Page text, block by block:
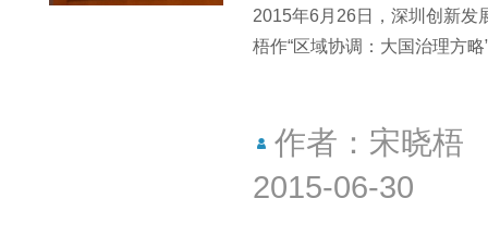
2015年6月26日，深圳创新发
梧作“区域协调：大国治理方
作者：宋晓梧
2015-06-30